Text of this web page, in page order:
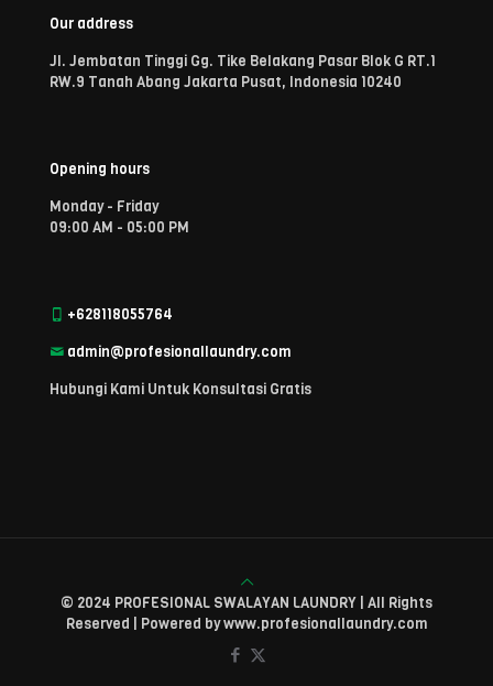
Our address
Jl. Jembatan Tinggi Gg. Tike Belakang Pasar Blok G RT.1
RW.9 Tanah Abang Jakarta Pusat, Indonesia 10240
Opening hours
Monday - Friday
09:00 AM - 05:00 PM
+628118055764
admin@profesionallaundry.com
Hubungi Kami Untuk Konsultasi Gratis
© 2024 PROFESIONAL SWALAYAN LAUNDRY | All Rights
Reserved | Powered by www.profesionallaundry.com